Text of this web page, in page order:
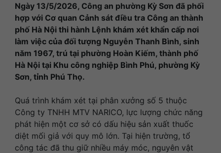
Ngày 13/5/2026, Công an phường Kỳ Sơn đã phối
hợp với Cơ quan Cảnh sát điều tra Công an thành
phố Hà Nội thi hành Lệnh khám xét khẩn cấp nơi
làm việc của đối tượng Nguyễn Thanh Bình, sinh
năm 1967, trú tại phường Hoàn Kiếm, thành phố
Hà Nội tại Khu công nghiệp Bình Phú, phường Kỳ
Sơn, tỉnh Phú Thọ.
Quá trình khám xét tại phân xưởng số 5 thuộc
Công ty TNHH MTV NARICO, lực lượng chức năng
phát hiện một cơ sở có dấu hiệu sản xuất thuốc
diệt mối giả với quy mô lớn. Tại hiện trường, tổ
công tác đã thu giữ nhiều máy móc, nguyên vật